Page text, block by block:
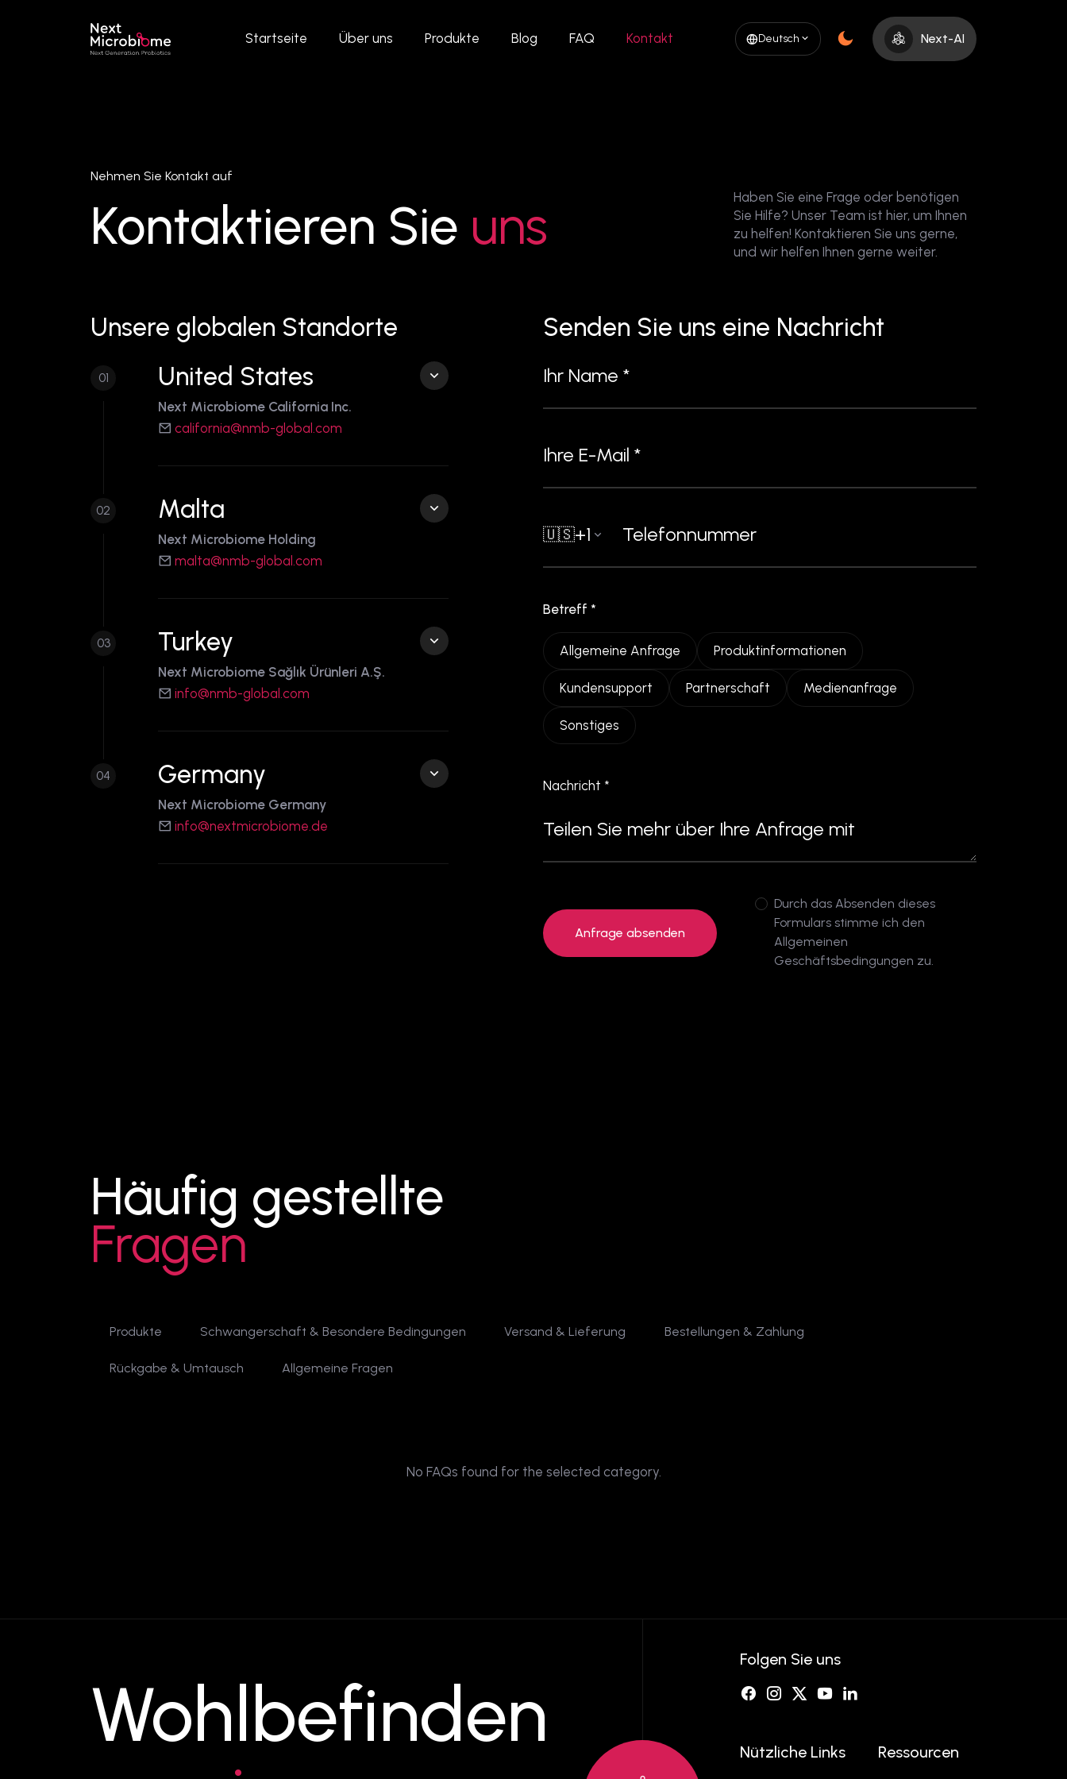
Startseite Über uns Produkte Blog FAQ Kontakt Deutsch Next-AI
Nehmen Sie Kontakt auf
Kontaktieren Sie uns
Haben Sie eine Frage oder benötigen
Sie Hilfe? Unser Team ist hier, um Ihnen
zu helfen! Kontaktieren Sie uns gerne,
und wir helfen Ihnen gerne weiter.
Unsere globalen Standorte
01 United States
Next Microbiome California Inc.
california@nmb-global.com
02 Malta
Next Microbiome Holding
malta@nmb-global.com
03 Turkey
Next Microbiome Sağlık Ürünleri A.Ş.
info@nmb-global.com
04 Germany
Next Microbiome Germany
info@nextmicrobiome.de
Senden Sie uns eine Nachricht
🇺🇸+1
Betreff *
Allgemeine Anfrage Produktinformationen
Kundensupport Partnerschaft Medienanfrage
Sonstiges
Nachricht *
Anfrage absenden
Durch das Absenden dieses
Formulars stimme ich den
Allgemeinen
Geschäftsbedingungen zu.
Häufig gestellte
Fragen
Produkte Schwangerschaft & Besondere Bedingungen Versand & Lieferung Bestellungen & Zahlung
Rückgabe & Umtausch Allgemeine Fragen
No FAQs found for the selected category.
Wohlbefinden
Folgen Sie uns
Nützliche Links Ressourcen